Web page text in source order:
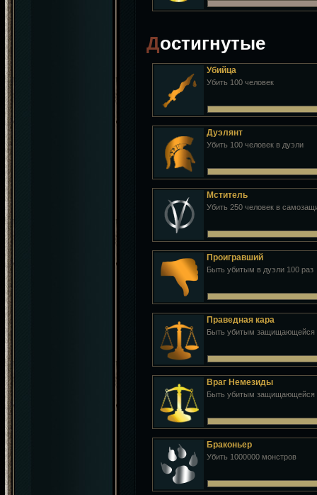
Достигнутые
Убийца
Убить 100 человек
Дуэлянт
Убить 100 человек в дуэли
Мститель
Убить 250 человек в
Проигравший
Быть убитым в дуэли 100 раз
Праведная кара
Быть убитым защищающейся
Враг Немезиды
Быть убитым защищающейся
Браконьер
Убить 1000000 монстров